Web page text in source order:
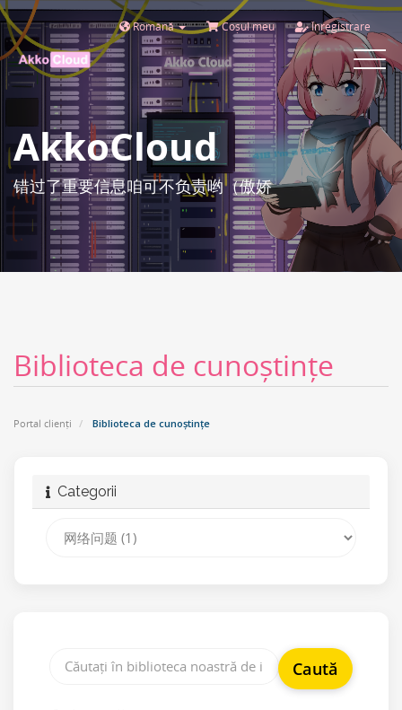
Română Coșul meu Înregistrare
Toggle
AkkoCloud
错过了重要信息咱可不负责哟（傲娇
Biblioteca de cunoștințe
Portal clienți Biblioteca de cunoștințe
Categorii